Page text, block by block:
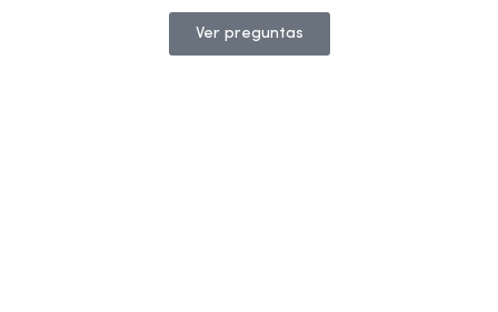
Ver preguntas